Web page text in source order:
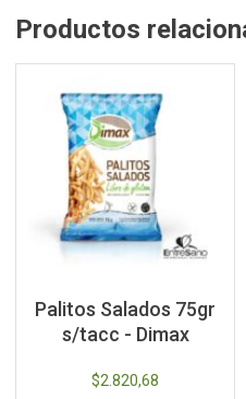
Productos
Palitos Salados 75gr
s/tacc - Dimax
$2.820,68